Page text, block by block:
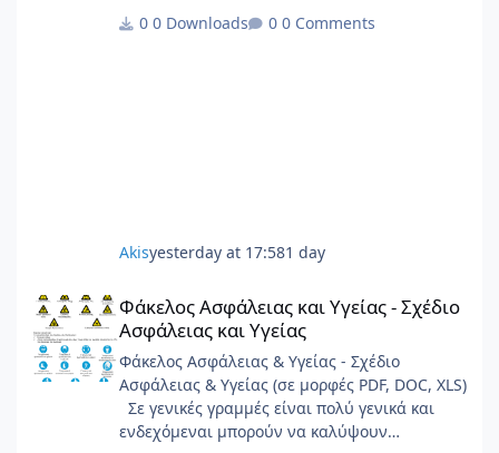
0 Downloads
0 Comments
Akisyesterday at 17:581 day
Φάκελος Ασφάλειας και Υγείας - Σχέδιο Ασφάλειας και Υγείας
Φάκελος Ασφάλειας και Υγείας - Σχέδιο
Ασφάλειας και Υγείας
Φάκελος Ασφάλειας & Υγείας - Σχέδιο
Ασφάλειας & Υγείας (σε μορφές PDF, DOC, XLS)
Σε γενικές γραμμές είναι πολύ γενικά και
ενδεχόμεναι μπορούν να καλύψουν